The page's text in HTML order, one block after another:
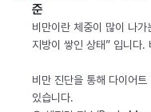
준
비만이란 체중이 많이 나
지방이 쌓인 상태” 입니다
비만 진단을 통해 다이어
있습니다.